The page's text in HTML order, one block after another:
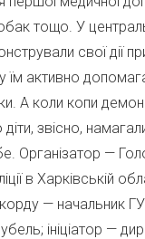
тощо. У
свої дії
їм активно
А коли копи
звісно,
Організатор —
в Харківській
— начальник
ініціатор —